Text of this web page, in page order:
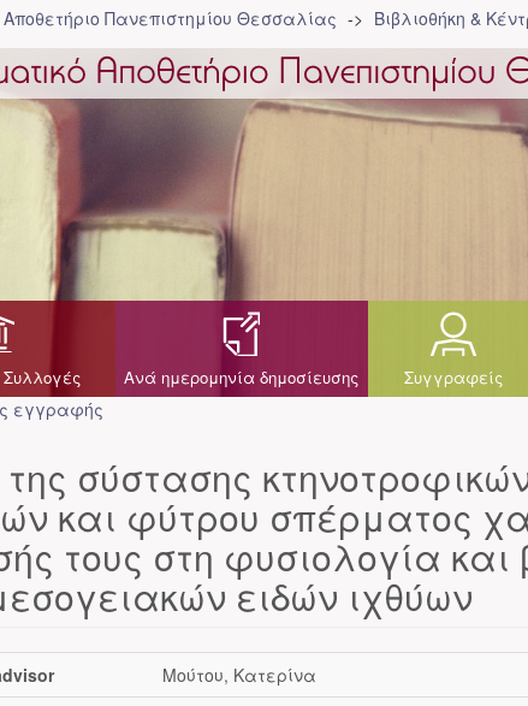
Αποθετήριο Πανεπιστημίου Θεσσαλίας Βιβλιοθήκη &
Συλλογές Ανά ημερομηνία δημοσίευσης Συγγραφείς
εγγραφής
σύστασης
και φύτρου σπέρματος
τους στη φυσιολογία και
ειδών ιχθύων
Μούτου, Κατερίνα